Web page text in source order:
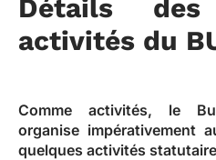
Détails des
activités du
Comme activités, le
organise impérativement
quelques activités